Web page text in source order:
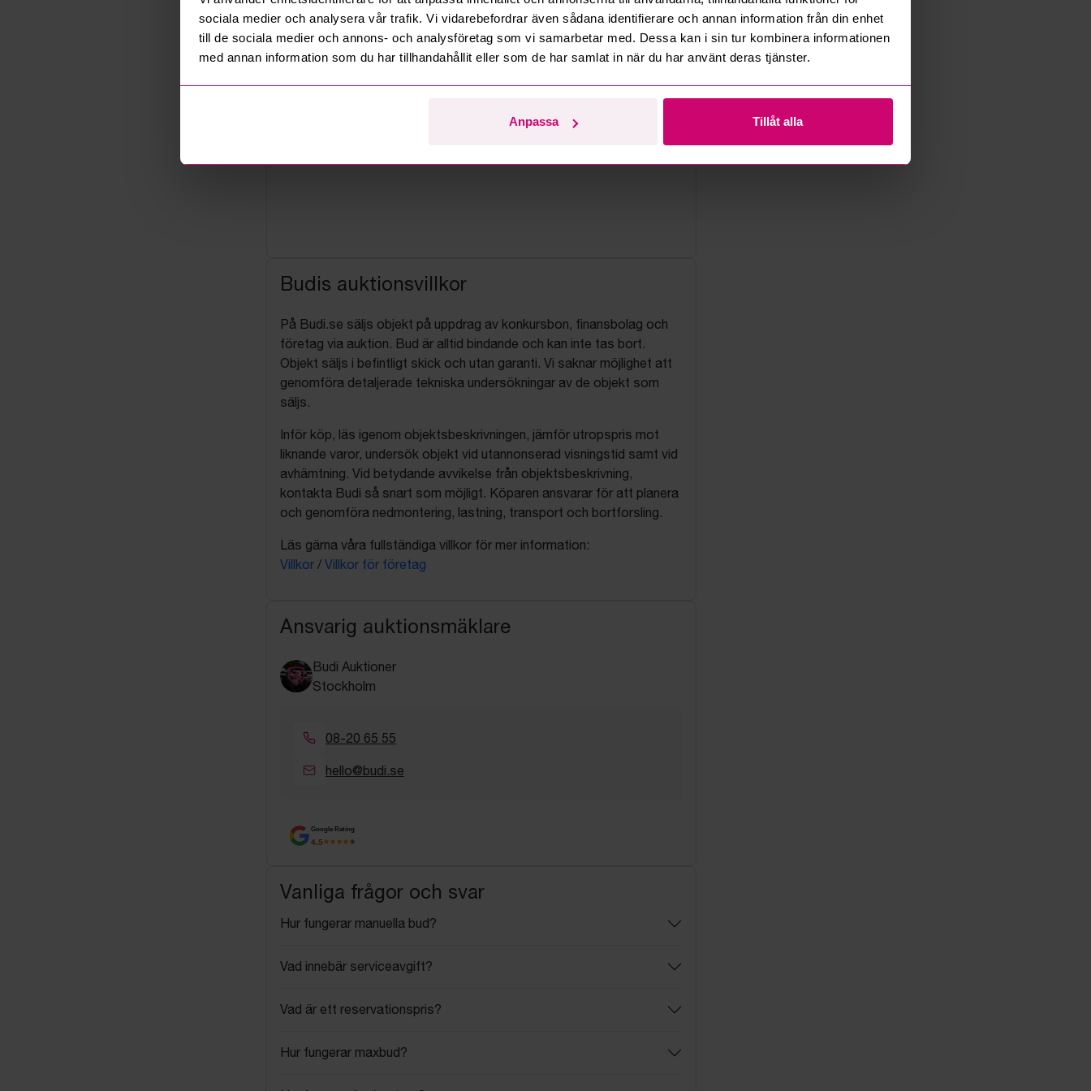
sociala medier och analysera vår trafik. Vi vidarebefordrar även sådana identifierare och annan information från din enhet
till de sociala medier och annons- och analysföretag som vi samarbetar med. Dessa kan i sin tur kombinera informationen
med annan information som du har tillhandahållit eller som de har samlat in när du har använt deras tjänster.
Anpassa Tillåt alla
Budis auktionsvillkor
På Budi.se säljs objekt på uppdrag av konkursbon, finansbolag och
företag via auktion. Bud är alltid bindande och kan inte tas bort.
Objekt säljs i befintligt skick och utan garanti. Vi saknar möjlighet att
genomföra detaljerade tekniska undersökningar av de objekt som
säljs.
Inför köp, läs igenom objektsbeskrivningen, jämför utropspris mot
liknande varor, undersök objekt vid utannonserad visningstid samt vid
avhämtning. Vid betydande avvikelse från objektsbeskrivning,
kontakta Budi så snart som möjligt. Köparen ansvarar för att planera
och genomföra nedmontering, lastning, transport och bortforsling.
Läs gärna våra fullständiga villkor för mer information:
Villkor / Villkor för företag
Ansvarig auktionsmäklare
Budi Auktioner
Stockholm
08-20 65 55
hello@budi.se
Google Rating
4.5
Vanliga frågor och svar
Hur fungerar manuella bud?
Vad innebär serviceavgift?
Vad är ett reservationspris?
Hur fungerar maxbud?